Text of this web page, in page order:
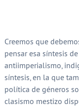
Creemos que
pensar esa síntesis
antiimperialismo,
síntesis, en la que
política de géneros
clasismo mestizo